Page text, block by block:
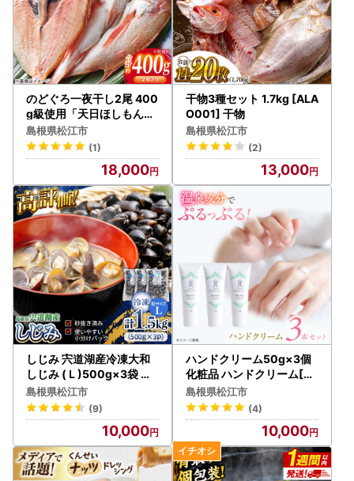
指定対象期間は、令和7年10月1日から令和8年9月30日まで
です。
のどぐろ一夜干し2尾 400
g級使用「天日ほしもん屋
」 のどぐろ 干物 [ALCJ0
01]
島根県松江市
(1)
18,000
干物3種セット 1.7kg [ALA
O001] 干物
島根県松江市
(2)
13,000
しじみ 宍道湖産冷凍大和
しじみ (Ｌ)500g×3袋 島
根県松江市/平野缶詰有限
会社[ALBZ008]
島根県松江市
(9)
10,000
ハンドクリーム50g×3個
化粧品 ハンドクリーム[AL
BH008]姫ラボ
島根県松江市
(4)
10,000